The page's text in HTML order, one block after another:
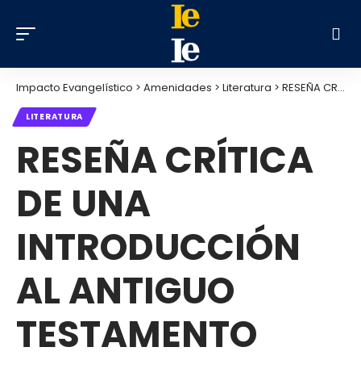
Impacto Evangelístico > Amenidades > Literatura > RESEÑA CRÍTICA DE UNA INTRODUCCIÓN AL ANTIGUO TESTAMENTO
LITERATURA
RESEÑA CRÍTICA
DE UNA
INTRODUCCIÓN
AL ANTIGUO
TESTAMENTO